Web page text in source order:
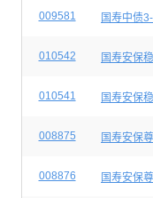
009581 国寿中债
010542 国寿安保
010541 国寿安保
008875 国寿安保
008876 国寿安保